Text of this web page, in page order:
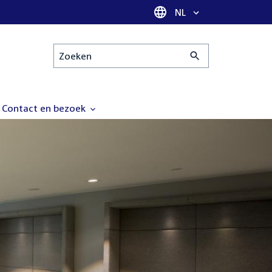
Taal selectie
NL
Zoeken
Contact en bezoek